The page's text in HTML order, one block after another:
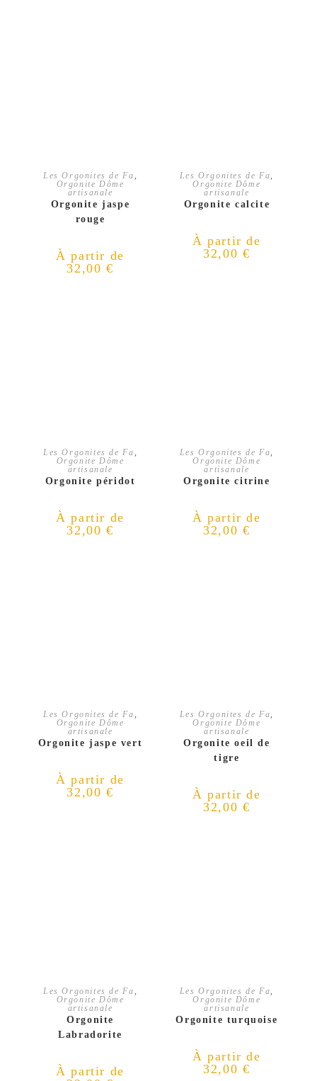
CHOIX DES OPTIONS
Les Orgonites de Fa,
Orgonite Dôme
artisanale
Orgonite jaspe
rouge
À partir de
32,00€
CHOIX DES OPTIONS
Les Orgonites de Fa,
Orgonite Dôme
artisanale
Orgonite calcite
À partir de
32,00 €
CHOIX DES OPTIONS
Les Orgonites de Fa,
Orgonite Dôme
artisanale
Orgonite péridot
À partir de
32,00€
CHOIX DES OPTIONS
Les Orgonites de Fa,
Orgonite Dôme
artisanale
Orgonite citrine
À partir de
32,00 €
CHOIX DES OPTIONS
Les Orgonites de Fa,
Orgonite Dôme
artisanale
Orgonite jaspe vert
À partir de
32,00€
CHOIX DES OPTIONS
Les Orgonites de Fa,
Orgonite Dôme
artisanale
Orgonite oeil de
tigre
À partir de
32,00 €
CHOIX DES OPTIONS
Les Orgonites de Fa
Orgonite Dôme
artisanale
Orgonite
Labradorite
À partir de
CHOIX DES OPTIONS
Les Orgonites de Fa
Orgonite Dôme
artisanale
Orgonite turquoise
À partir de
32,00 €